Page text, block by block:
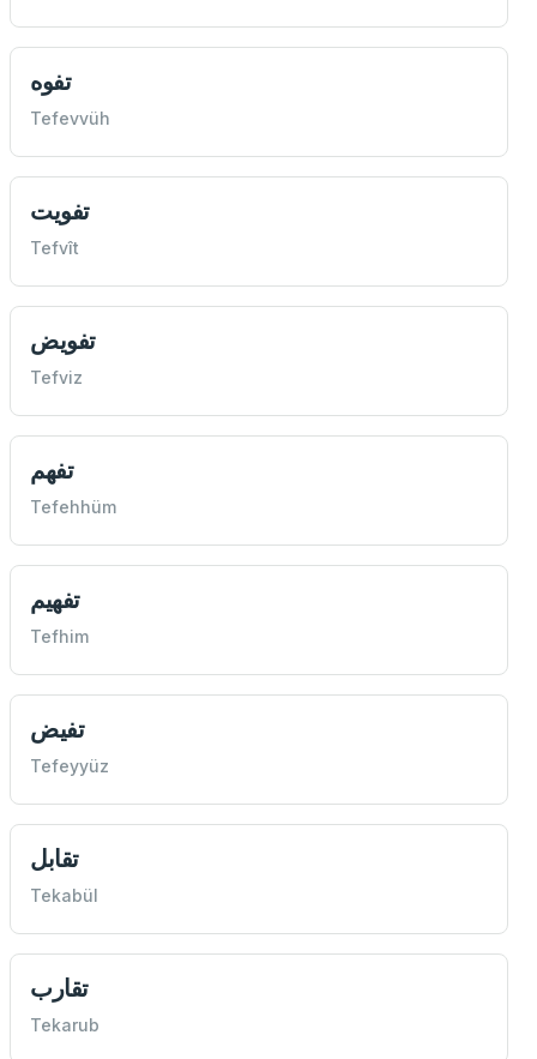
تفوه
Tefevvüh
تفويت
Tefvît
تفويض
Tefviz
تفهم
Tefehhüm
تفهيم
Tefhim
تفيض
Tefeyyüz
تقابل
Tekabül
تقارب
Tekarub